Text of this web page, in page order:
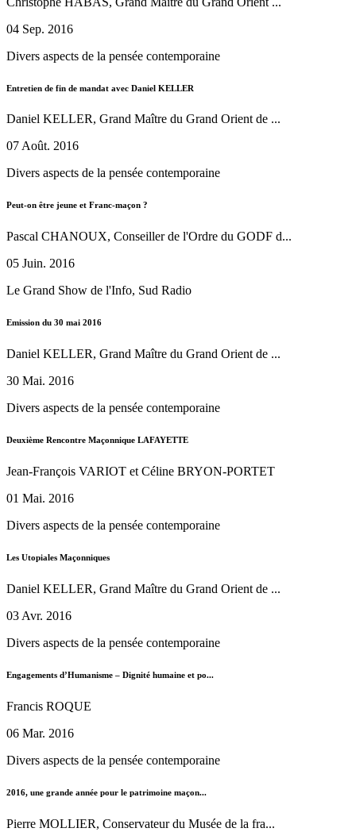
04 Sep. 2016
Divers aspects de la pensée contemporaine
Entretien de fin de mandat avec Daniel KELLER
Daniel KELLER, Grand Maître du Grand Orient de ...
07 Août. 2016
Divers aspects de la pensée contemporaine
Peut-on être jeune et Franc-maçon ?
Pascal CHANOUX, Conseiller de l'Ordre du GODF d...
05 Juin. 2016
Le Grand Show de l'Info, Sud Radio
Emission du 30 mai 2016
Daniel KELLER, Grand Maître du Grand Orient de ...
30 Mai. 2016
Divers aspects de la pensée contemporaine
Deuxième Rencontre Maçonnique LAFAYETTE
Jean-François VARIOT et Céline BRYON-PORTET
01 Mai. 2016
Divers aspects de la pensée contemporaine
Les Utopiales Maçonniques
Daniel KELLER, Grand Maître du Grand Orient de ...
03 Avr. 2016
Divers aspects de la pensée contemporaine
Engagements d’Humanisme – Dignité humaine et po...
Francis ROQUE
06 Mar. 2016
Divers aspects de la pensée contemporaine
2016, une grande année pour le patrimoine maçon...
Pierre MOLLIER, Conservateur du Musée de la fra...